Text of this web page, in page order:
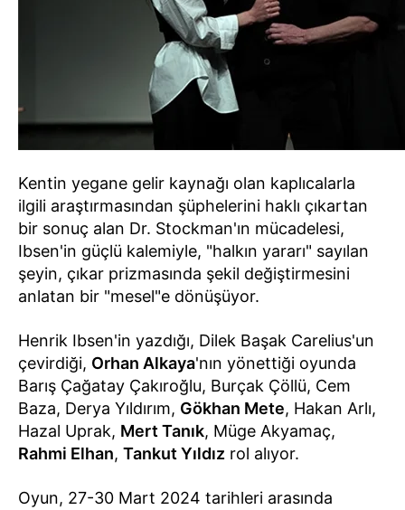
Kentin yegane gelir kaynağı olan kaplıcalarla
ilgili araştırmasından şüphelerini haklı çıkartan
bir sonuç alan Dr. Stockman'ın mücadelesi,
Ibsen'in güçlü kalemiyle, "halkın yararı" sayılan
şeyin, çıkar prizmasında şekil değiştirmesini
anlatan bir "mesel"e dönüşüyor.
Henrik Ibsen'in yazdığı, Dilek Başak Carelius'un
çevirdiği, Orhan Alkaya'nın yönettiği oyunda
Barış Çağatay Çakıroğlu, Burçak Çöllü, Cem
Baza, Derya Yıldırım, Gökhan Mete, Hakan Arlı,
Hazal Uprak, Mert Tanık, Müge Akyamaç,
Rahmi Elhan, Tankut Yıldız rol alıyor.
Oyun, 27-30 Mart 2024 tarihleri arasında